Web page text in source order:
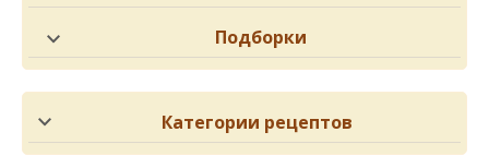
Подборки
Категории рецептов